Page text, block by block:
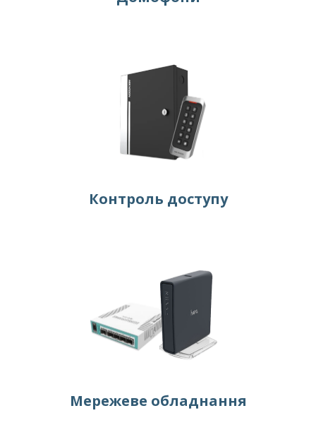
Контроль доступу
Мережеве обладнання